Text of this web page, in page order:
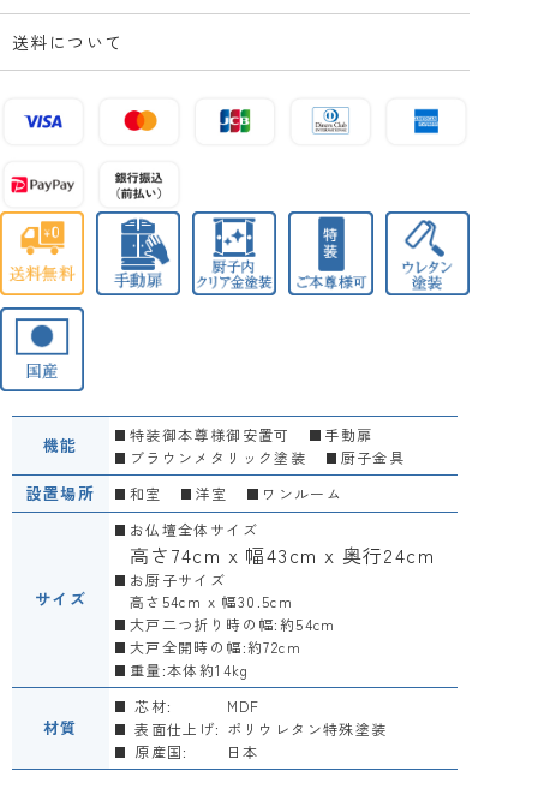
送料について
機能 特装御本尊様御安置可
手動扉
ブラウンメタリック塗装
厨子金具
設置場所 和室 洋室 ワンルーム
サイズ
お仏壇全体サイズ
高さ74cm x 幅43cm x 奥行24cm
お厨子サイズ
高さ54cm x 幅30.5cm
大戸二つ折り時の幅:約54cm
大戸全開時の幅:約72cm
重量:本体約14kg
材質
芯材:
MDF
表面仕上げ: ポリウレタン特殊塗装
原産国:
日本